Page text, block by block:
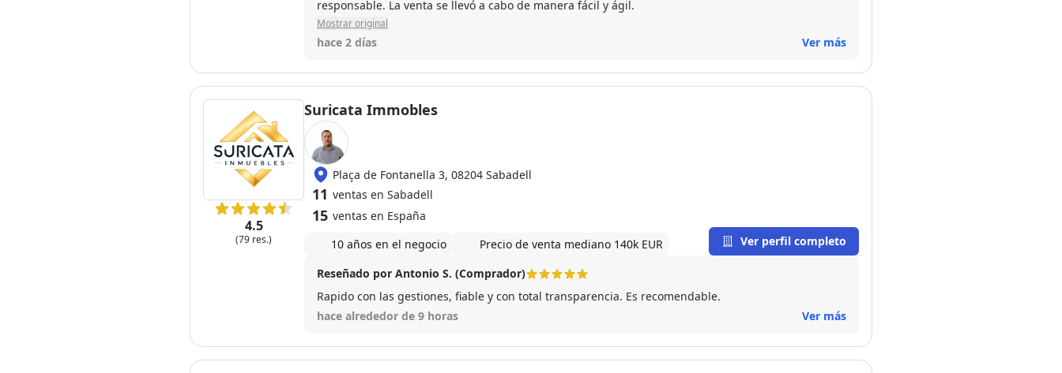
responsable. La venta se llevó a cabo de manera fácil y ágil.
Mostrar original
hace 2 días Ver más
4.5
(79 res.)
Suricata Immobles
Plaça de Fontanella 3, 08204 Sabadell
11 ventas en Sabadell
15 ventas en España
10 años en el negocio
Precio de venta mediano 140k EUR Ver perfil completo
Reseñado por Antonio S. (Comprador)
Rapido con las gestiones, fiable y con total transparencia. Es recomendable.
hace alrededor de 9 horas
Ver más